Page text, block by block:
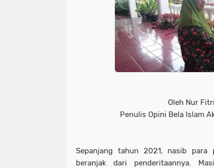
Oleh Nur
Penulis Opini Bela Islam
Sepanjang tahun 2021, nasib
beranjak dari penderitaannya.